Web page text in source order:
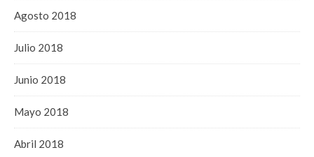
Agosto 2018
Julio 2018
Junio 2018
Mayo 2018
Abril 2018